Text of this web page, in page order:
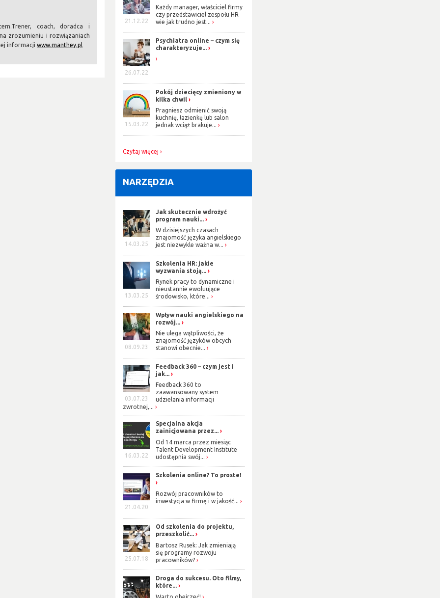
nie mogą zastąpić
dla wielopoziomowego
podstawowych poziomach:
z człowiekiem i jego rozwojem,
coach, doradca i
zrozumieniu i rozwiązaniach
informacjiwww.manthey.pl
21.12.22
Każdy manager, właściciel firmy
czy przedstawiciel zespołu HR
wie jak trudno jest...
26.07.22
Psychiatra online – czym się
charakteryzuje...
15.03.22
Pokój dziecięcy zmieniony w
kilka chwil
Pragniesz odmienić swoją
kuchnię, łazienkę lub salon
jednak wciąż brakuje...
Czytaj więcej
NARZĘDZIA
14.03.25
Jak skutecznie wdrożyć
program nauki...
W dzisiejszych czasach
znajomość języka angielskiego
jest niezwykle ważna w...
13.03.25
Szkolenia HR: jakie
wyzwania stoją...
Rynek pracy to dynamiczne i
nieustannie ewoluujące
środowisko, które...
08.09.23
Wpływ nauki angielskiego na
rozwój...
Nie ulega wątpliwości, że
znajomość języków obcych
stanowi obecnie...
03.07.23
Feedback 360 – czym jest i
jak...
Feedback 360 to
zaawansowany system
udzielania informacji
zwrotnej,...
16.03.22
Specjalna akcja
zainicjowana przez...
Od 14 marca przez miesiąc
Talent Development Institute
udostępnia swój...
21.04.20
Szkolenia online? To proste!
Rozwój pracowników to
inwestycja w firmę i w jakość...
25.07.18
Od szkolenia do projektu,
przeszkolić...
Bartosz Rusek: Jak zmieniają
się programy rozwoju
pracowników?
Droga do sukcesu. Oto filmy,
które...
Warto obejrzeć!